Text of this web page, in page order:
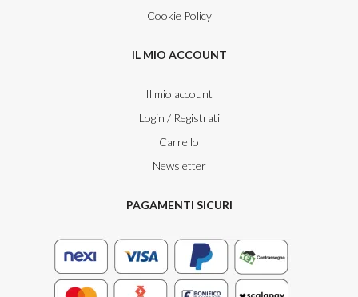
Cookie Policy
IL MIO ACCOUNT
Il mio account
Login / Registrati
Carrello
Newsletter
PAGAMENTI SICURI